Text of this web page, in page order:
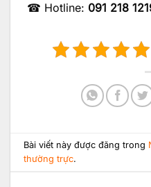
☎ Hotline: 091 218
Bài viết này được đăng trong
thường trực.